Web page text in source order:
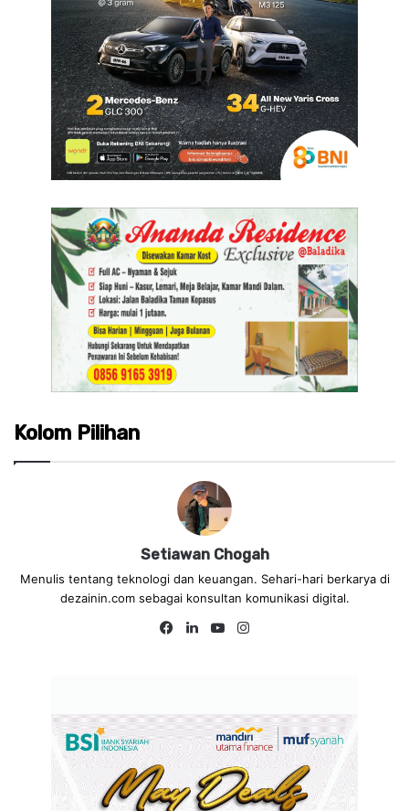
Kolom Pilihan
Setiawan Chogah
Menulis tentang teknologi dan keuangan. Sehari-hari berkarya di
dezainin.com sebagai konsultan komunikasi digital.
Fa
Lin
Yo